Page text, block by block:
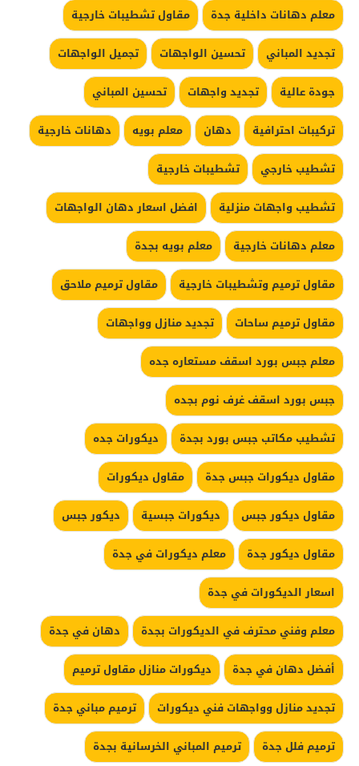
معلم دهانات داخلية جدة
مقاول تشطيبات خارجية
تجديد المباني
تحسين الواجهات
تجميل الواجهات
جودة عالية
تجديد واجهات
تحسين المباني
تركيبات احترافية
دهان معلم بويه
دهانات خارجية
تشطيب خارجي
تشطيبات خارجية
تشطيب واجهات منزلية
افضل اسعار دهان الواجهات
معلم دهانات خارجية
معلم بويه بجدة
مقاول ترميم وتشطيبات خارجية
مقاول ترميم ملاحق
مقاول ترميم ساحات
تجديد منازل وواجهات
معلم جبس بورد اسقف مستعاره جده
جبس بورد اسقف غرف نوم بجده
تشطيب مكاتب جبس بورد بجدة
ديكورات جده
مقاول ديكورات جبس جدة
مقاول ديكورات
مقاول ديكور جبس
ديكورات جبسية
ديكور جبس
مقاول ديكور جدة
معلم ديكورات في جدة
اسعار الديكورات في جدة
معلم وفني محترف في الديكورات بجدة
دهان في جدة
أفضل دهان في جدة
ديكورات منازل مقاول ترميم
تجديد منازل وواجهات فني ديكورات
ترميم مباني جدة
ترميم فلل جدة
ترميم المباني الخرسانية بجدة